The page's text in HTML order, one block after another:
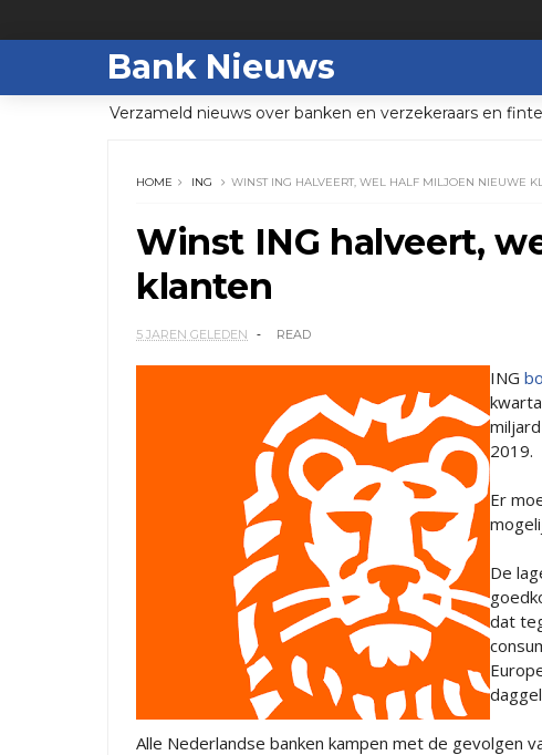
Bank Nieuws
Verzameld nieuws over banken en verzekeraars en
HOME ING WINST ING HALVEERT, WEL HALF MILJOEN NIEUWE
Winst ING halveert,
klanten
5 JAREN GELEDEN READ
ING
2019.
Er
De
dat
Alle Nederlandse banken kampen met de gevolgen